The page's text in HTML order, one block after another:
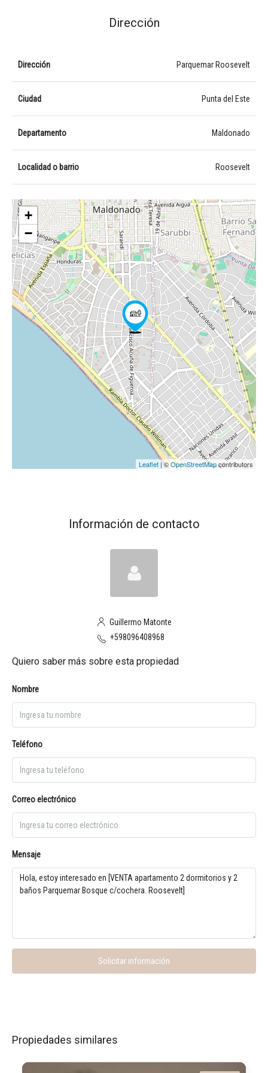
Dirección
Dirección Parquemar Roosevelt
Ciudad Punta del Este
Departamento Maldonado
Localidad o barrio Roosevelt
+
−
Leaflet | ©OpenStreetMapcontributors
Información de contacto
Guillermo Matonte
+598096408968
Quiero saber más sobre esta propiedad
Nombre
Teléfono
Correo electrónico
Mensaje
Solicitar información
Propiedades similares